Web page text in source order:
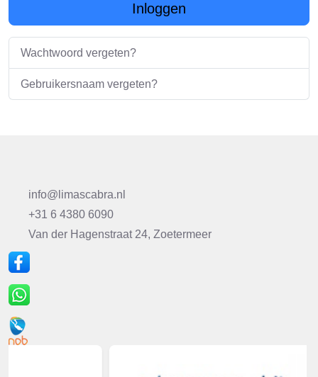
Inloggen
Wachtwoord vergeten?
Gebruikersnaam vergeten?
info@limascabra.nl
+31 6 4380 6090
Van der Hagenstraat 24, Zoetermeer